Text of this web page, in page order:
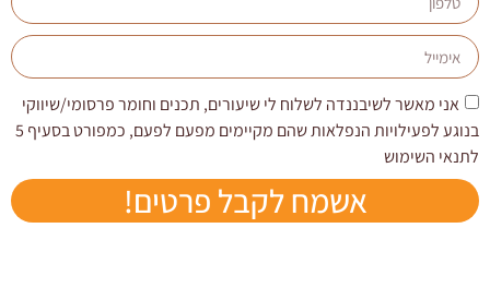
אני מאשר לשיבננדה לשלוח לי שיעורים, תכנים וחומר פרסומי/שיווקי
בנוגע לפעילויות הנפלאות שהם מקיימים מפעם לפעם, כמפורט בסעיף 5
לתנאי השימוש
אשמח לקבל פרטים!